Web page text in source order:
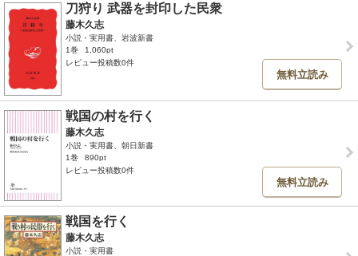
刀狩り 武器を封印した民衆
藤木久志
小説・実用書、岩波新書
1巻
1,060pt
レビュー投稿数0件
無料立読み
戦国の村を行く
藤木久志
小説・実用書、朝日新書
1巻
890pt
レビュー投稿数0件
無料立読み
戦国を行く
藤木久志
小説・実用書